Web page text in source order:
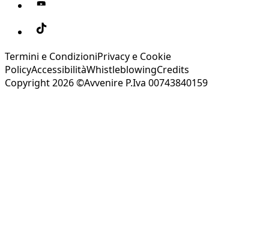
Termini e CondizioniPrivacy e Cookie
PolicyAccessibilitàWhistleblowingCredits
Copyright 2026 ©Avvenire P.Iva 00743840159